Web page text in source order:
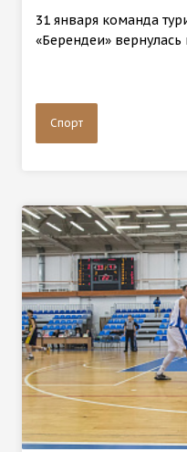
31 января команда
«Берендеи»
Спорт